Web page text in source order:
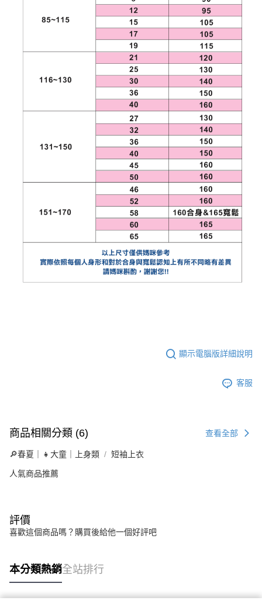
顯示電腦版詳細說明
客服
商品相關分類 (6) 查看全部
🔎春夏｜👧大童｜上身類 短袖上衣
人氣商品推薦
評價
喜歡這個商品嗎？購買後給他一個好評吧
本分類熱銷全站排行